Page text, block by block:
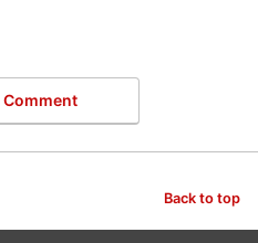
Comment
Back to top